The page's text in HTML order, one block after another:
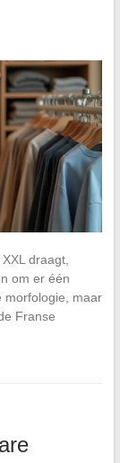
draagt,
om er één
morfologie, maar
Franse